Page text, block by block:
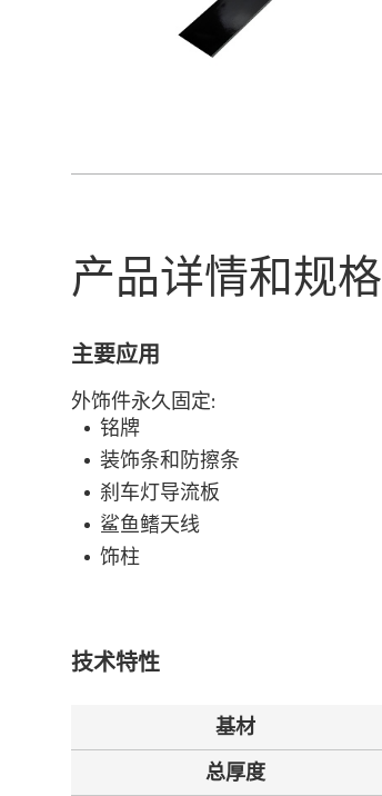
产品详情和规格
主要应用
外饰件永久固定:
铭牌
装饰条和防擦条
刹车灯导流板
鲨鱼鳍天线
饰柱
技术特性
基材
总厚度